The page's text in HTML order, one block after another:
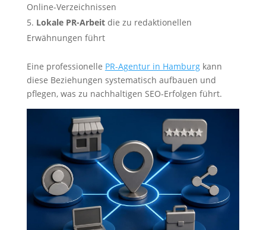
Online-Verzeichnissen
Lokale PR-Arbeitdie zu redaktionellen
Erwähnungen führt
Eine professionelle PR-Agentur in Hamburgkann
diese Beziehungen systematisch aufbauen und
pflegen, was zu nachhaltigen SEO-Erfolgen führt.